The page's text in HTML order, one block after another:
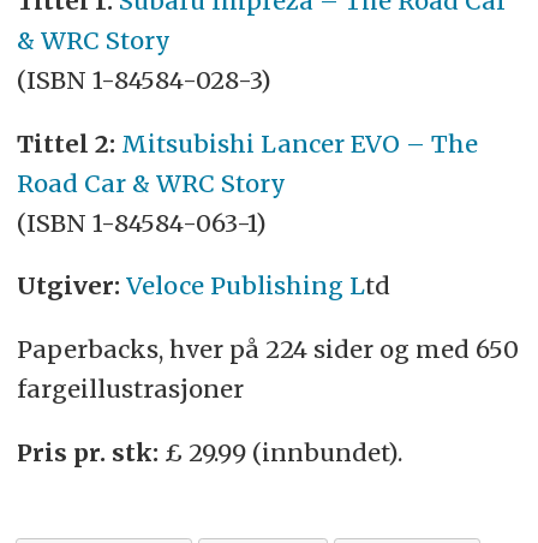
& WRC Story
(ISBN 1-84584-028-3)
Tittel 2: Mitsubishi Lancer EVO – The
Road Car & WRC Story
(ISBN 1-84584-063-1)
Utgiver: Veloce Publishing Ltd
Paperbacks, hver på 224 sider og med 650
fargeillustrasjoner
Pris pr. stk: £ 29.99 (innbundet).